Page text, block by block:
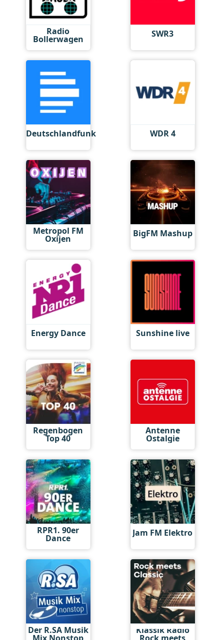
Radio
Bollerwagen SWR3
Deutschlandfunk WDR 4
Metropol FM
Oxijen BigFM Mashup
Energy Dance Sunshine live
Regenbogen
Top 40
Antenne
Ostalgie
RPR1. 90er
Dance Jam FM Elektro
Der R.SA Musik Klassik Radio